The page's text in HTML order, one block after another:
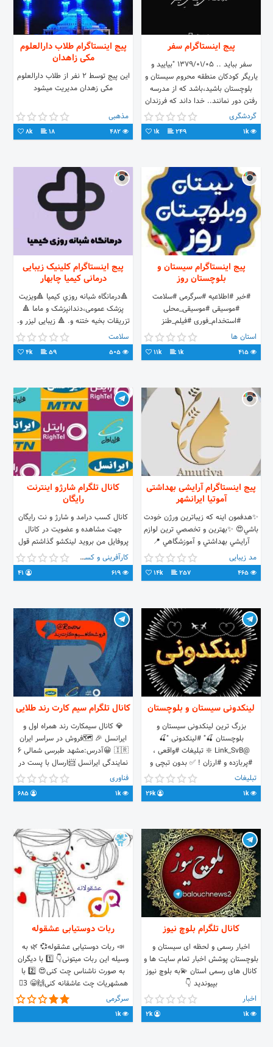
پیج اینستاگرام سفر
سفر بباید .. 1379/01/05 "بیایید و
یاریگر کودکان منطقه محروم سیستان و
بلوچستان باشید،باشد که از مدرسه
رفتن دور نمانند.. خدا داند که فرزندان
این خاک اند
گردشگری
1k
249
1k
پیج اینستاگرام طلاب دارالعلوم
مکی زاهدان
این پیج توسط 2 نفر از طلاب دارالعلوم
مکی زهدان مدیریت میشود
مذهبی
18
8k
پیج اینستاگرام سیستان و
بلوچستان روز
#خبر #اطلاعیه #سرگرمی #سلامت
#موسیقی #موسیقی_محلی
#استخدام_فوری #فیلم_طنز
#کسب_و_کار #سیستان_و_بلوچستان
#سیستان_و_بلوچستان_روز
استان ها
1k
11k
پیج اینستاگرام کلینیک زیبایی
درمانی کیمیا چابهار
🔺درمانگاه شبانه روزي كيميا 🔺ویزیت
پزشک عمومی،دندانپزشک و ماما 🔺
تزریقات بخیه ختنه و. 🔺 زیبایی لیزر و.
🏥:چابهار،گلشهر روبروي اداره ارشاد
09355480021
سلامت
59
4k
پیج اینستاگرام آرایشی بهداشتی
آموتیا ایرانشهر
✨هدفمون اينه كه زيباترين ورژن خودت
باشي😍 ✨بهترين و تخصصي ترين لوازم
آرايشي بهداشتي و آموزشگاهي 📍
ايرانشهر،چهارراه دكه ها جنب بانك ملي
09153479606
مد زیبایی
257
14k
کانال تلگرام شارژو اینترنت
رایگان
کانال کسب درامد و شارژ و نت رایگان
جهت مشاهده و عضویت در کانال
پروفایل من بروید لینکشو گذاشتم قول
میدم دیگه شارژ نخری بیا کانال ما و
طبق روشها اجرا کن؛ کاملا قانونی کلیک
🥀⃟♡ @sharjerakan1401🥀⃟♡
کارآفرینی و کسب و کار
لینکدونی سیستان و بلوچستان
بزرگ ترین لینکدونی سیستان و
بلوچستان 🍒" #لینکدونی "🍒
@Link_SvB ❇️ تبلیغات #واقعی ،
#پربازده و #ارزان ! ✅ بدون تبچی و
ربات @Uzuoo _________________
@MXTMM ___________________
تبلیغات
1k
26k
کانال تلگرام سیم کارت رند طلایی
💎 کانال سیمکارت رند همراه اول و
ایرانسل 🎉 🗺فروش در سراسر ایران
🇮🇷 😀آدرس:مشهد طبرسی شمالی ۶
نمایندگی ایرانسل 📨ارسال با پست در
کمترین زمان 📡فروش مودمهای TD-LTE
ایرانسل شماره ها ی تماس📞 0915 206
0080 0939 104 1004 👨‍💻ارتباط
فناوری
1k
کانال تلگرام بلوچ نیوز
اخبار رسمی و لحظه ای سيستان و
بلوچستان پوشش اخبار تمام سایت ها و
کانال های رسمی استان 💫به بلوچ نیوز
بپیوندید 👇
https://t.me/balouchnews2اخبار
1k
2k
ربات دوستیابی عشقوله
📣 ربات دوستیابی عشقوله💞 🌿 به
وسیله این ربات میتونی👇 1️⃣ با دیگران
به صورت ناشناس چت کنی😍 2️⃣ با
همشهریات چت عاشقانه کنی🙌😁 3⃣
از طریق مکان یاب نزدیکترین افراد را
پیدا کنی وچت کنی👀💞 4⃣با این ربات
می تونی با دختر چت کنی👩‍🦰 5⃣می
سرگرمی
1k